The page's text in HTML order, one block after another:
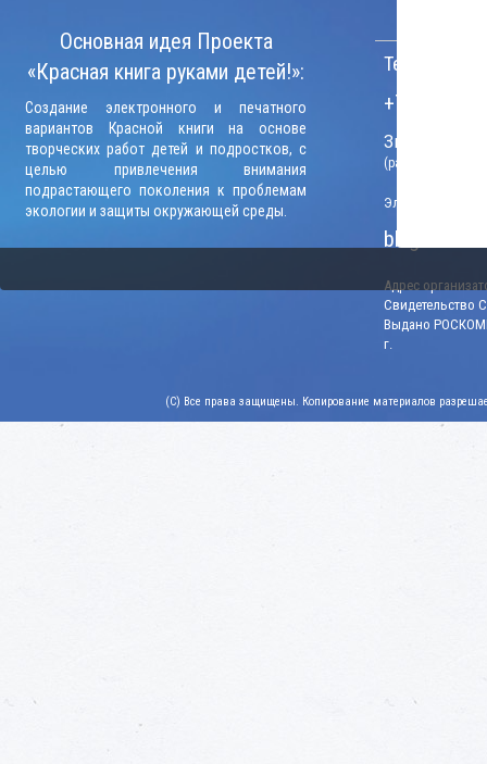
Основная идея Проекта
«Красная книга руками детей!»:
Создание электронного и печатного
вариантов Красной книги на основе
творческих работ детей и подростков, с
целью привлечения внимания
подрастающего поколения к проблемам
экологии и защиты окружающей среды.
Телефон:
+7 (906)
Звонки
(рабочие дни,
Электронный
blago-
Адрес
Свидетельство
Выдано
г.
(C) Все права защищены. Копирование материалов